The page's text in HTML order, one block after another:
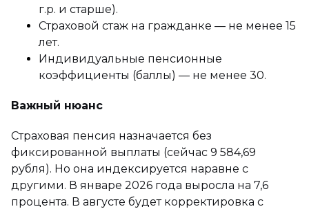
г.р. и старше).
Страховой стаж на гражданке — не менее 15
лет.
Индивидуальные пенсионные
коэффициенты (баллы) — не менее 30.
Важный нюанс
Страховая пенсия назначается без
фиксированной выплаты (сейчас 9 584,69
рубля). Но она индексируется наравне с
другими. В январе 2026 года выросла на 7,6
процента. В августе будет корректировка с